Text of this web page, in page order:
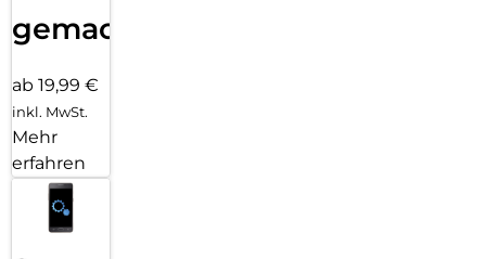
gemacht!
ab 19,99 €
inkl. MwSt.
Mehr
erfahren